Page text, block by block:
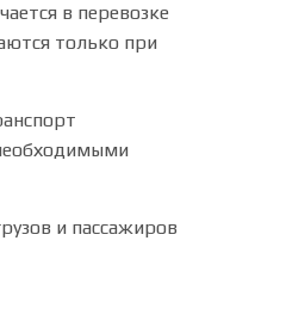
в перевозке
только при
и пассажиров